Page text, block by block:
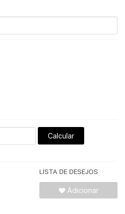
Calcular
LISTA DE DESEJOS
Adicionar